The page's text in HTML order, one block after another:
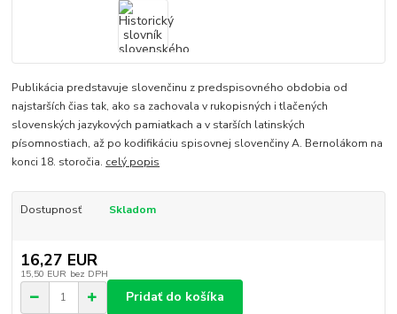
Publikácia predstavuje slovenčinu z predspisovného obdobia od
najstarších čias tak, ako sa zachovala v rukopisných i tlačených
slovenských jazykových pamiatkach a v starších latinských
písomnostiach, až po kodifikáciu spisovnej slovenčiny A. Bernolákom na
konci 18. storočia. celý popis
Dostupnosť Skladom
16,27 EUR
15,50 EUR bez DPH
Pridať do košíka